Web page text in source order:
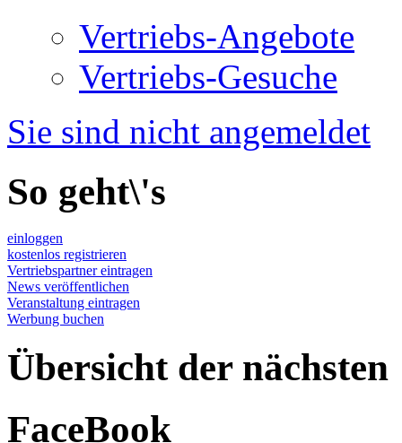
Vertriebs-Angebote
Vertriebs-Gesuche
Sie sind nicht angemeldet
So geht\'s
einloggen
kostenlos registrieren
Vertriebspartner eintragen
News veröffentlichen
Veranstaltung eintragen
Werbung buchen
Übersicht der nächsten
FaceBook